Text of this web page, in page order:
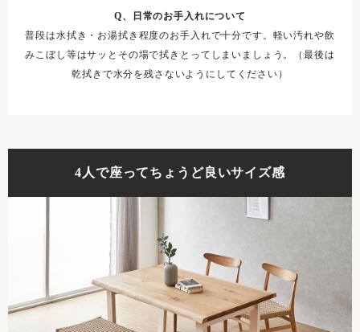
Q、日常のお手入れについて
普段は水拭き・お湯拭き程度のお手入れで十分です。軽い汚れや飲
みこぼし等はサッとその場で拭きとってしまいましょう。（最後は
乾拭きで水分を残さないようにしてください）
4人で座ってちょうど良いサイズ感